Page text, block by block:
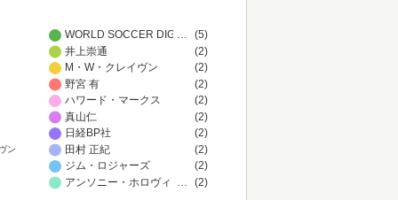
WORLD SOCCER DIGEST 編集部
(5)
…
井上崇通
(2)
M・W・クレイヴン
(2)
野宮 有
(2)
ハワード・マークス
(2)
真山仁
(2)
日経BP社
(2)
田村 正紀
(2)
ジム・ロジャーズ
(2)
アンソニー・ホロヴィッツ
(2)
ン